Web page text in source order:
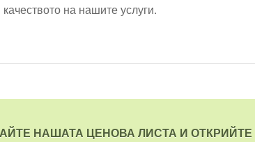
на нашите услуги.
НАШАТА ЦЕНОВА ЛИСТА И